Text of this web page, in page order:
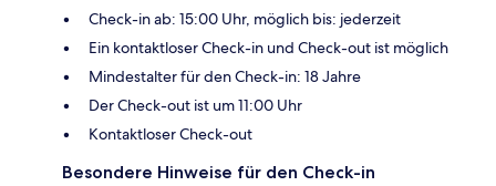
Check-in ab: 15:00 Uhr, möglich bis: jederzeit
Ein kontaktloser Check-in und Check-out ist möglich
Mindestalter für den Check-in: 18 Jahre
Der Check-out ist um 11:00 Uhr
Kontaktloser Check-out
Besondere Hinweise für den Check-in